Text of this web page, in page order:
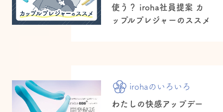
使う？ iroha社員提案 カ
ップルプレジャーのススメ
irohaのいろいろ
わたしの快感アップデー